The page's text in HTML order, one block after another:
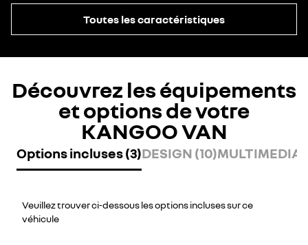
Toutes les caractéristiques
Découvrez les équipements
et options de votre
KANGOO VAN
Options incluses (3)DESIGN (10)MULTIMEDIA
Veuillez trouver ci-dessous les options incluses sur ce
véhicule